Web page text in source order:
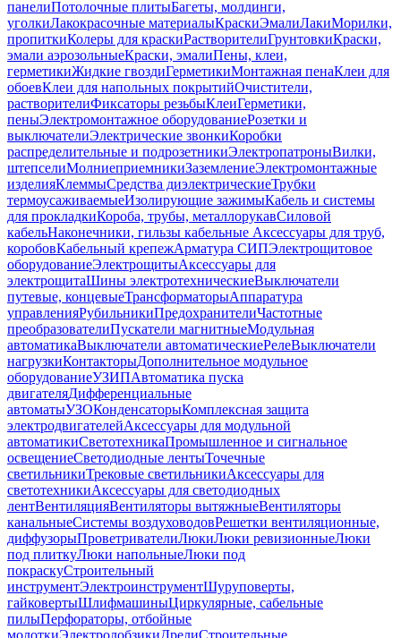
панелиПотолочные плитыБагеты, молдинги,
уголкиЛакокрасочные материалыКраскиЭмалиЛакиМорилки,
пропиткиКолеры для краскиРастворителиГрунтовкиКраски,
эмали аэрозольныеКраски, эмалиПены, клеи,
герметикиЖидкие гвоздиГерметикиМонтажная пенаКлеи для
обоевКлеи для напольных покрытийОчистители,
растворителиФиксаторы резьбыКлеиГерметики,
пеныЭлектромонтажное оборудованиеРозетки и
выключателиЭлектрические звонкиКоробки
распределительные и подрозетникиЭлектропатроныВилки,
штепселиМолниеприемникиЗаземлениеЭлектромонтажные
изделияКлеммыСредства диэлектрическиеТрубки
термоусаживаемыеИзолирующие зажимыКабель и системы
для прокладкиКороба, трубы, металлорукавСиловой
кабельНаконечники, гильзы кабельные Аксессуары для труб,
коробовКабельный крепежАрматура СИПЭлектрощитовое
оборудованиеЭлектрощитыАксессуары для
электрощитаШины электротехническиеВыключатели
путевые, концевыеТрансформаторыАппаратура
управленияРубильникиПредохранителиЧастотные
преобразователиПускатели магнитныеМодульная
автоматикаВыключатели автоматическиеРелеВыключатели
нагрузкиКонтакторыДополнительное модульное
оборудованиеУЗИПАвтоматика пуска
двигателяДифференциальные
автоматыУЗОКонденсаторыКомплексная защита
электродвигателейАксессуары для модульной
автоматикиСветотехникаПромышленное и сигнальное
освещениеСветодиодные лентыТочечные
светильникиТрековые светильникиАксессуары для
светотехникиАксессуары для светодиодных
лентВентиляцияВентиляторы вытяжныеВентиляторы
канальныеСистемы воздуховодовРешетки вентиляционные,
диффузорыПроветривателиЛюкиЛюки ревизионныеЛюки
под плиткуЛюки напольныеЛюки под
покраскуСтроительный
инструментЭлектроинструментШуруповерты,
гайковертыШлифмашиныЦиркулярные, сабельные
пилыПерфораторы, отбойные
молоткиЭлектролобзикиДрелиСтроительные